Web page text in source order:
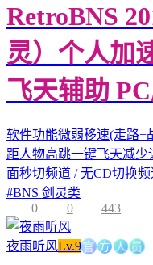
RetroBNS
灵）个人加
飞天辅助
软件功能微弱移速(走路+
距人物高跳一键飞天减
面秒切频道 / 无CD切换
#BNS 剑灵类
0
0 443
夜雨听风Lv.9官方人员